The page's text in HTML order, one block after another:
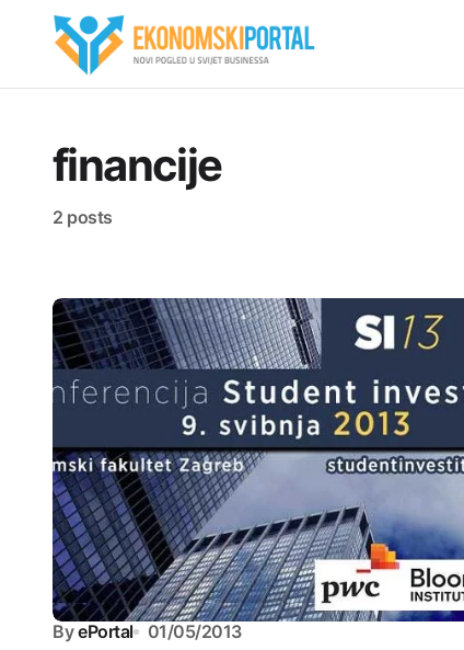
financije
2 posts
By ePortal 01/05/2013